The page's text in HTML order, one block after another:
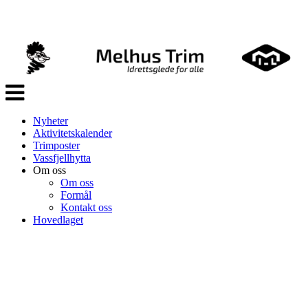
Veksle
navigasjon
Nyheter
Aktivitetskalender
Trimposter
Vassfjellhytta
Om oss
Om oss
Formål
Kontakt oss
Hovedlaget